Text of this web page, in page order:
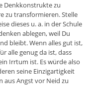
Denkkonstrukte zu
zu transformieren. Stelle
dieses u. a. in der Schule
ablegen, weil Du
bleibt. Wenn alles gut ist,
alle genug da ist, dass
Irrtum ist. Es würde also
seine Einzigartigkeit
aus Angst vor Neid zu